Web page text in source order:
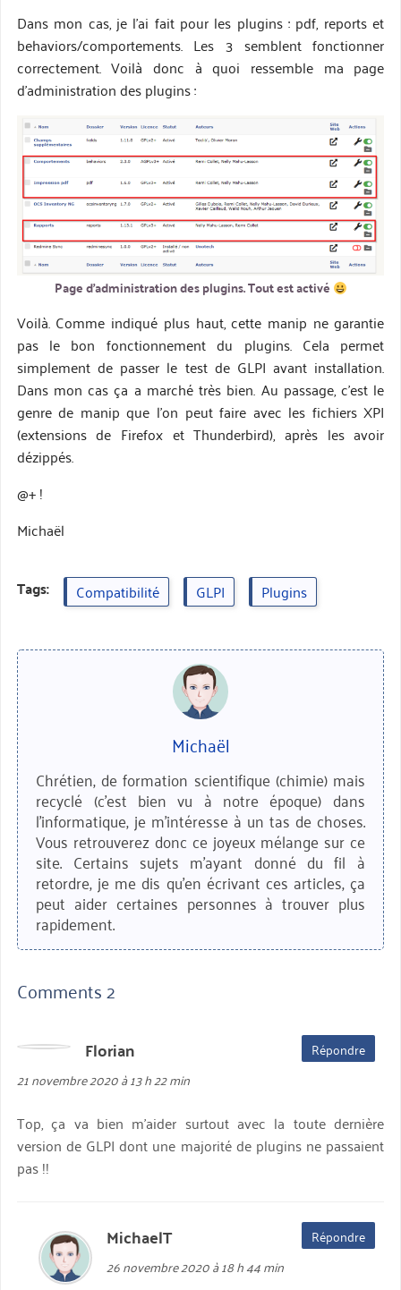
Dans mon cas, je l’ai fait pour les plugins : pdf, reports et
behaviors/comportements. Les 3 semblent fonctionner
correctement. Voilà donc à quoi ressemble ma page
d’administration des plugins :
Page d’administration des plugins. Tout est activé
Voilà. Comme indiqué plus haut, cette manip ne garantie
pas le bon fonctionnement du plugins. Cela permet
simplement de passer le test de GLPI avant installation.
Dans mon cas ça a marché très bien. Au passage, c’est le
genre de manip que l’on peut faire avec les fichiers XPI
(extensions de Firefox et Thunderbird), après les avoir
dézippés.
@+ !
Michaël
Tags: Compatibilité GLPI Plugins
Michaël
Chrétien, de formation scientifique (chimie) mais
recyclé (c'est bien vu à notre époque) dans
l'informatique, je m'intéresse à un tas de choses.
Vous retrouverez donc ce joyeux mélange sur ce
site. Certains sujets m'ayant donné du fil à
retordre, je me dis qu'en écrivant ces articles, ça
peut aider certaines personnes à trouver plus
rapidement.
Comments 2
Floriandit :
21 novembre 2020 à 13 h 22 min
Top, ça va bien m’aider surtout avec la toute dernière
version de GLPI dont une majorité de plugins ne passaient
pas !!
Répondre
MichaelTdit :
26 novembre 2020 à 18 h 44 min
Répondre